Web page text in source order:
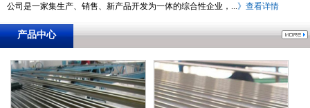
公司是一家集生产、销售、新产品开发为一体的综合性企业，...》查看详情
产品中心